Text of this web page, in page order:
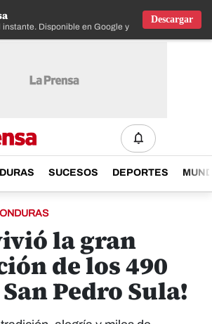
instante. Disponible en Google y IOS
Descargar
SUCESOS DEPORTES
la gran
de los 490
Pedro Sula!